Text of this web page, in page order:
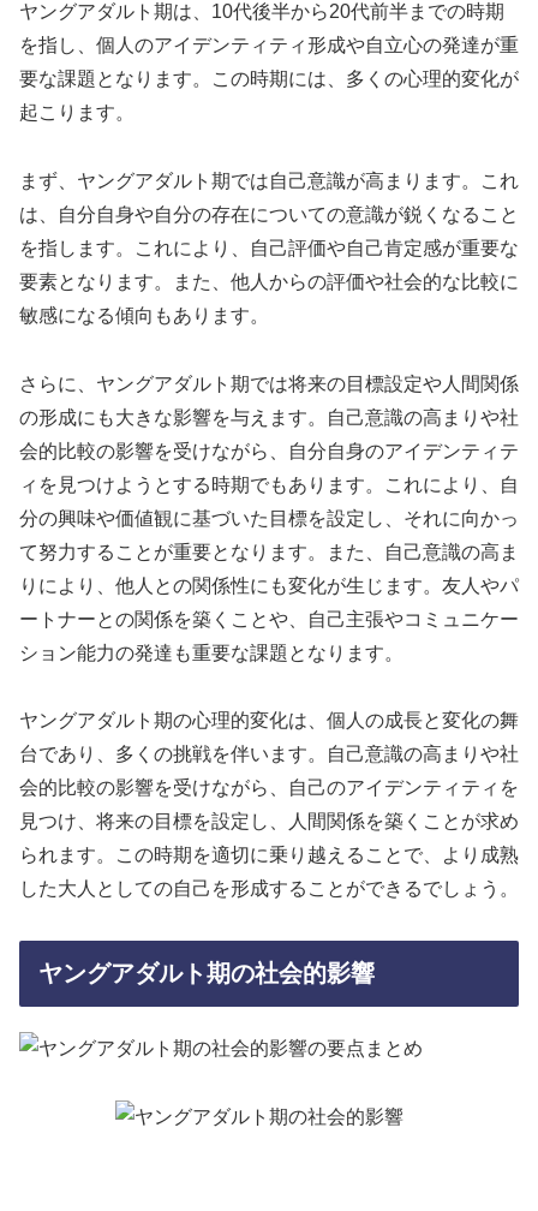
ヤングアダルト期は、10代後半から20代前半までの時期
を指し、個人のアイデンティティ形成や自立心の発達が重
要な課題となります。この時期には、多くの心理的変化が
起こります。
まず、ヤングアダルト期では自己意識が高まります。これ
は、自分自身や自分の存在についての意識が鋭くなること
を指します。これにより、自己評価や自己肯定感が重要な
要素となります。また、他人からの評価や社会的な比較に
敏感になる傾向もあります。
さらに、ヤングアダルト期では将来の目標設定や人間関係
の形成にも大きな影響を与えます。自己意識の高まりや社
会的比較の影響を受けながら、自分自身のアイデンティテ
ィを見つけようとする時期でもあります。これにより、自
分の興味や価値観に基づいた目標を設定し、それに向かっ
て努力することが重要となります。また、自己意識の高ま
りにより、他人との関係性にも変化が生じます。友人やパ
ートナーとの関係を築くことや、自己主張やコミュニケー
ション能力の発達も重要な課題となります。
ヤングアダルト期の心理的変化は、個人の成長と変化の舞
台であり、多くの挑戦を伴います。自己意識の高まりや社
会的比較の影響を受けながら、自己のアイデンティティを
見つけ、将来の目標を設定し、人間関係を築くことが求め
られます。この時期を適切に乗り越えることで、より成熟
した大人としての自己を形成することができるでしょう。
ヤングアダルト期の社会的影響